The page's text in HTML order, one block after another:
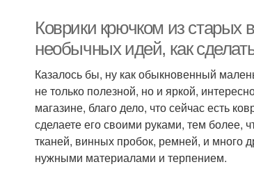
Коврики крючком из
необычных идей, как
Казалось бы, ну как обыкновенный
не только полезной, но и яркой,
магазине, благо дело, что сейчас есть
сделаете его своими руками, тем более,
тканей, винных пробок, ремней, и много
нужными материалами и терпением.